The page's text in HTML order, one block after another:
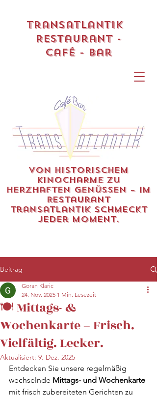
Von historischem
Kinocharme zu
herzhaften Genüssen – im
Restaurant
Transatlantik schmeckt
jeder Moment.
Transatlantik
Restaurant -
Café - Bar
Beitrag
🍽️ Mittags- &
Wochenkarte – Frisch.
Vielfältig. Lecker.
Goran Klaric
24. Nov. 2025 1 Min. Lesezeit
Aktualisiert: 9. Dez. 2025
Entdecken Sie unsere regelmäßig
wechselnde Mittags- und Wochenkarte
mit frisch zubereiteten Gerichten zu